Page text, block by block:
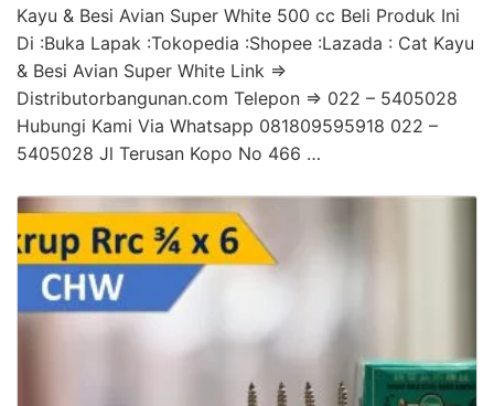
Kayu & Besi Avian Super White 500 cc Beli Produk Ini
Di :Buka Lapak :Tokopedia :Shopee :Lazada : Cat Kayu
& Besi Avian Super White Link =>
Distributorbangunan.com Telepon => 022 – 5405028
Hubungi Kami Via Whatsapp 081809595918 022 –
5405028 Jl Terusan Kopo No 466 …